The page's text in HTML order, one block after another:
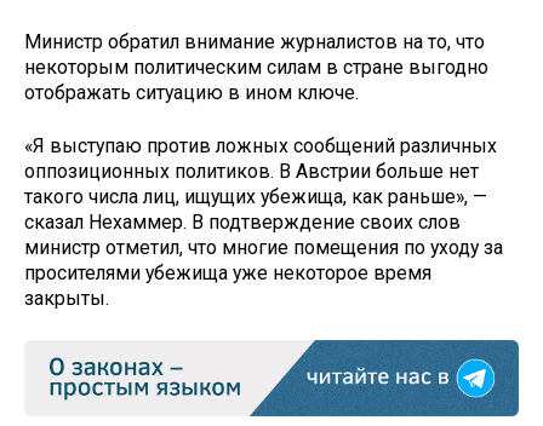
Министр обратил внимание журналистов на то, что
некоторым политическим силам в стране выгодно
отображать ситуацию в ином ключе.
«Я выступаю против ложных сообщений различных
оппозиционных политиков. В Австрии больше нет
такого числа лиц, ищущих убежища, как раньше», —
сказал Нехаммер. В подтверждение своих слов
министр отметил, что многие помещения по уходу за
просителями убежища уже некоторое время
закрыты.